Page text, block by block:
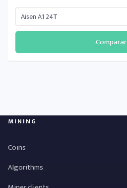
Comparar
MINING
Coins
Algorithms